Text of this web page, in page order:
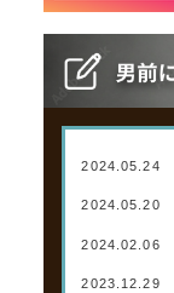
2024.05.24
2024.05.20
2024.02.06
2023.12.29